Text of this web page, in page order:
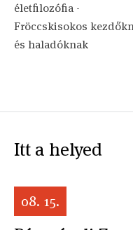
életfilozófia -
Fröccskisokos
és haladóknak
Itt a helyed
08. 15.